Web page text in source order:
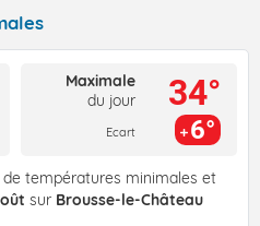
Maximale
du jour
Ecart
34°
6°
températures minimales et
sur Brousse-le-Château